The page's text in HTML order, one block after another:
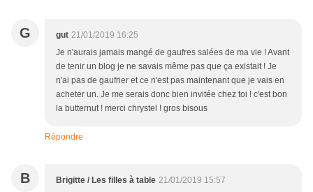
G gut 21/01/2019 16:25
Je n'aurais jamais mangé de gaufres salées de ma vie ! Avant
de tenir un blog je ne savais même pas que ça existait ! Je
n'ai pas de gaufrier et ce n'est pas maintenant que je vais en
acheter un. Je me serais donc bien invitée chez toi ! c'est bon
la butternut ! merci chrystel ! gros bisous
Répondre
B Brigitte / Les filles à table 21/01/2019 15:57